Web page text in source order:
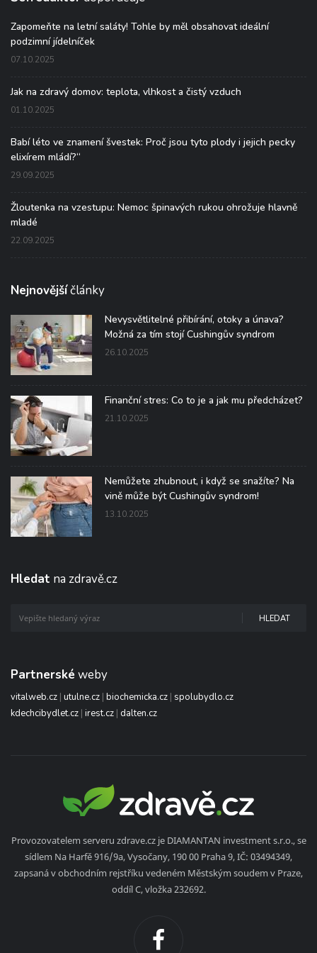
Zapomeňte na letní saláty! Tohle by měl obsahovat ideální
podzimní jídelníček
07.10.2025
Jak na zdravý domov: teplota, vlhkost a čistý vzduch
01.10.2025
Babí léto ve znamení švestek: Proč jsou tyto plody i jejich pecky
elixírem mládí?“
29.09.2025
Žloutenka na vzestupu: Nemoc špinavých rukou ohrožuje hlavně
mladé
22.09.2025
Nejnovějšíčlánky
Nevysvětlitelné přibírání, otoky a únava?
Možná za tím stojí Cushingův syndrom
26.10.2025
Finanční stres: Co to je a jak mu předcházet?
21.10.2025
Nemůžete zhubnout, i když se snažíte? Na
vině může být Cushingův syndrom!
13.10.2025
Hledat na zdravě.cz
HLEDAT
Partnerské weby
vitalweb.cz utulne.cz biochemicka.cz spolubydlo.cz
kdechcibydlet.cz irest.cz dalten.cz
Provozovatelem serveru zdrave.cz je DIAMANTAN investment s.r.o., se
sídlem Na Harfě 916/9a, Vysočany, 190 00 Praha 9, IČ: 03494349,
zapsaná v obchodním rejstříku vedeném Městským soudem v Praze,
oddíl C, vložka 232692.